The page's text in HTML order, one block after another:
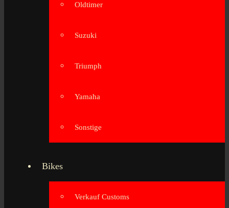
Oldtimer
Suzuki
Triumph
Yamaha
Sonstige
Bikes
Verkauf Customs